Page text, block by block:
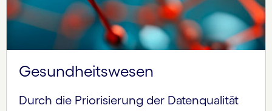
Gesundheits­wesen
Durch die Priorisierung der Datenqualität